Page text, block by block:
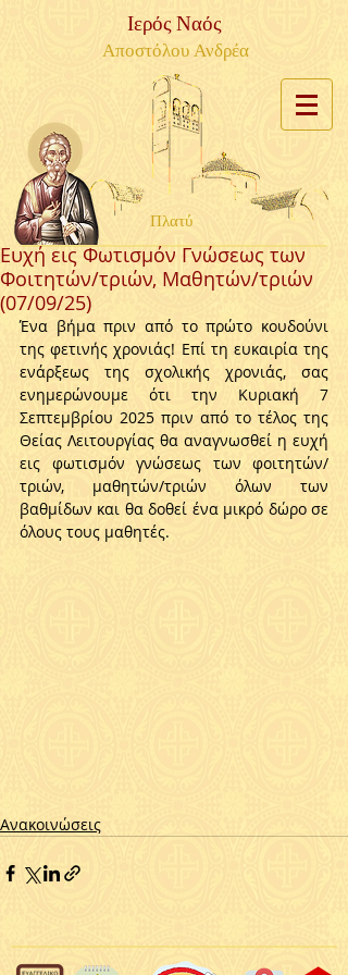
Ιερός Ναός
Αποστόλου Ανδρέα
Πλατύ
Ευχή εις Φωτισμόν Γνώσεως των
Φοιτητών/τριών, Μαθητών/τριών
(07/09/25)
Ένα βήμα πριν από το πρώτο κουδούνι
της φετινής χρονιάς! Επί τη ευκαιρία της
ενάρξεως της σχολικής χρονιάς, σας
ενημερώνουμε ότι την Κυριακή 7
Σεπτεμβρίου 2025 πριν από το τέλος της
Θείας Λειτουργίας θα αναγνωσθεί η ευχή
εις φωτισμόν γνώσεως των φοιτητών/
τριών, μαθητών/τριών όλων των
βαθμίδων και θα δοθεί ένα μικρό δώρο σε
όλους τους μαθητές.
Ανακοινώσεις